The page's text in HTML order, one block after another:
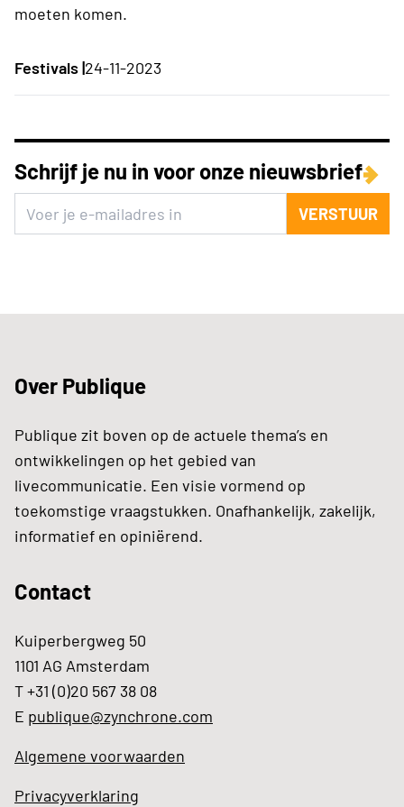
moeten komen.
Festivals |24-11-2023
Schrijf je nu in voor onze nieuwsbrief
VERSTUUR
Over Publique
Publique zit boven op de actuele thema’s en
ontwikkelingen op het gebied van
livecommunicatie. Een visie vormend op
toekomstige vraagstukken. Onafhankelijk, zakelijk,
informatief en opiniërend.
Contact
Kuiperbergweg 50
1101 AG Amsterdam
T +31 (0)20 567 38 08
E publique@zynchrone.com
Algemene voorwaarden
Privacyverklaring